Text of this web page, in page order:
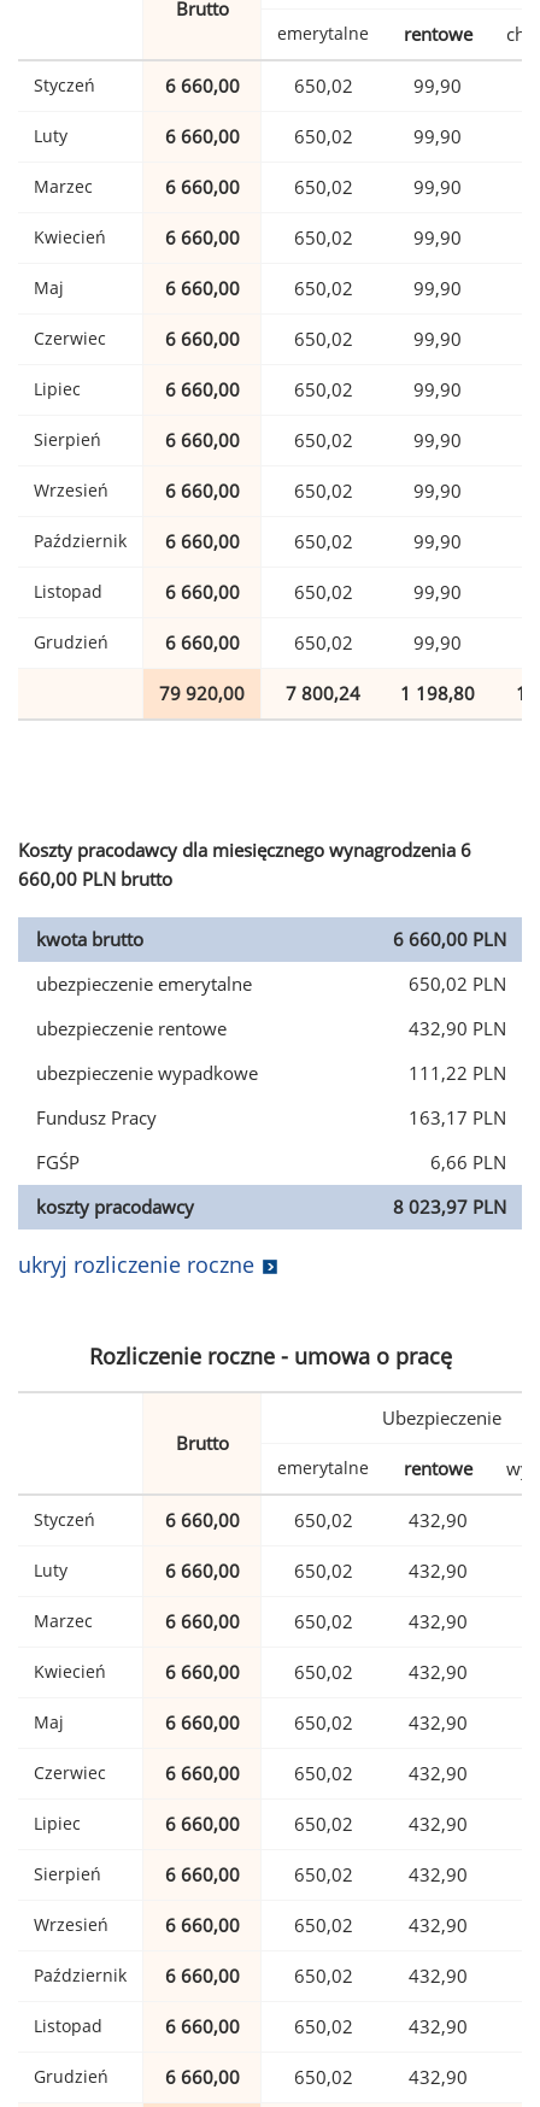
Brutto
emerytalne rentowe
Styczeń 6 660,00 650,02 99,90
Luty 6 660,00 650,02 99,90
Marzec 6 660,00 650,02 99,90
Kwiecień 6 660,00 650,02 99,90
Maj 6 660,00 650,02 99,90
Czerwiec 6 660,00 650,02 99,90
Lipiec 6 660,00 650,02 99,90
Sierpień 6 660,00 650,02 99,90
Wrzesień 6 660,00 650,02 99,90
Październik 6 660,00 650,02 99,90
Listopad 6 660,00 650,02 99,90
Grudzień 6 660,00 650,02 99,90
79 920,00 7 800,24 1 198,80 1
Koszty pracodawcy dla miesięcznego wynagrodzenia 6
660,00 PLN brutto
kwota brutto
6 660,00 PLN
ubezpieczenie emerytalne
650,02 PLN
ubezpieczenie rentowe
432,90 PLN
ubezpieczenie wypadkowe
111,22 PLN
Fundusz Pracy
163,17 PLN
FGŚP
6,66 PLN
koszty pracodawcy
8 023,97 PLN
ukryj rozliczenie roczne
Rozliczenie roczne - umowa o pracę
Brutto
Ubezpieczenie
emerytalne rentowe
Styczeń 6 660,00 650,02 432,90
Luty 6 660,00 650,02 432,90
Marzec 6 660,00 650,02 432,90
Kwiecień 6 660,00 650,02 432,90
Maj 6 660,00 650,02 432,90
Czerwiec 6 660,00 650,02 432,90
Lipiec 6 660,00 650,02 432,90
Sierpień 6 660,00 650,02 432,90
Wrzesień 6 660,00 650,02 432,90
Październik 6 660,00 650,02 432,90
Listopad 6 660,00 650,02 432,90
Grudzień 6 660,00 650,02 432,90